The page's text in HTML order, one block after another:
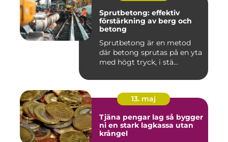
Sprutbetong: effektiv
förstärkning av berg och
betong
Sprutbetong är en metod
där betong sprutas på en yta
med högt tryck, i stä...
13. maj
Tjäna pengar lag så bygger
ni en stark lagkassa utan
krångel